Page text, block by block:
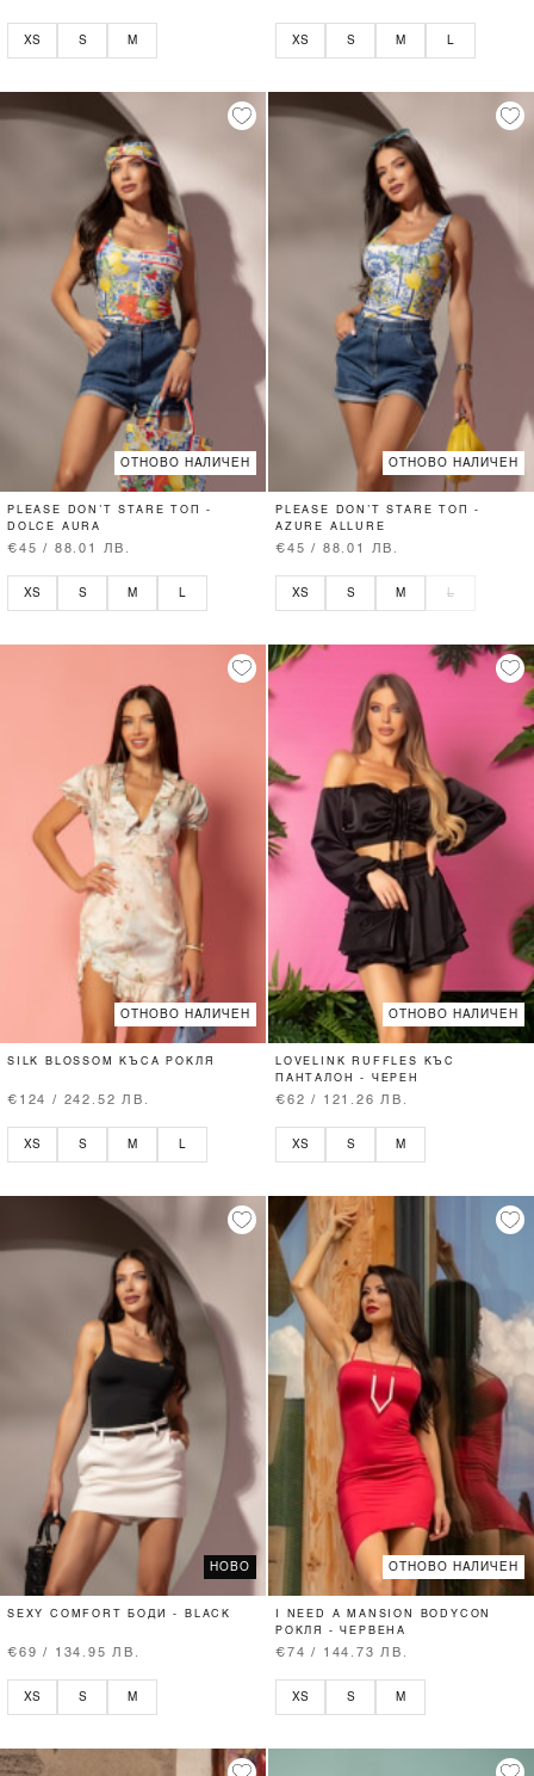
XS S M XS S M L
ОТНОВО НАЛИЧЕН
PLEASE DON’T STARE ТОП -
DOLCE AURA
€45 / 88.01 ЛВ.
XS S M
ОТНОВО НАЛИЧЕН
PLEASE DON’T STARE ТОП -
AZURE ALLURE
€45 / 88.01 ЛВ.
XS S M L
ОТНОВО НАЛИЧЕН
SILK BLOSSOM КЪСА РОКЛЯ
€124 / 242.52 ЛВ.
XS S M L
ОТНОВО НАЛИЧЕН
LOVELINK RUFFLES КЪС
ПАНТАЛОН - ЧЕРЕН
€62 / 121.26 ЛВ.
XS S M
НОВО
SEXY COMFORT БОДИ - BLACK
€69 / 134.95 ЛВ.
XS S M
ОТНОВО НАЛИЧЕН
I NEED A MANSION BODYCON
РОКЛЯ - ЧЕРВЕНА
€74 / 144.73 ЛВ.
XS S M